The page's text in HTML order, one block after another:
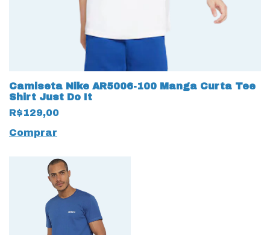
Camiseta Nike AR5006-100 Manga Curta Tee
Shirt Just Do It
R$129,00
Comprar